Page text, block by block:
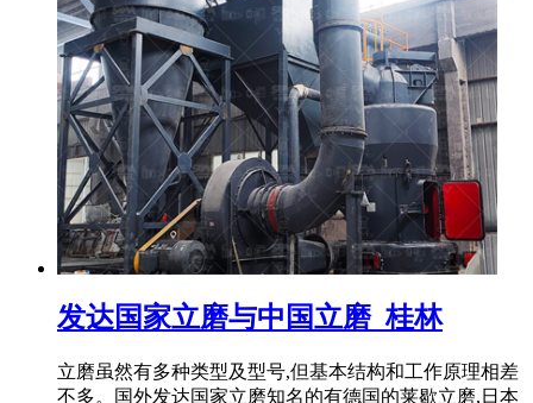
发达国家立磨与中国立磨_桂林
立磨虽然有多种类型及型号,但基本结构和工作原理相差
不多。国外发达国家立磨知名的有德国的莱歇立磨,日本